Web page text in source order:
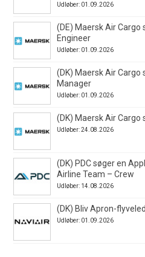
Udløber: 01.09.2026
(DE) Maersk Air
Engineer
Udløber: 01.09.2026
(DK) Maersk Air Cargo
Manager
Udløber: 01.09.2026
(DK) Maersk Air Cargo
Udløber: 24.08.2026
(DK) PDC søger en
Airline Team – Crew
Udløber: 14.08.2026
(DK) Bliv Apron-
Udløber: 01.09.2026